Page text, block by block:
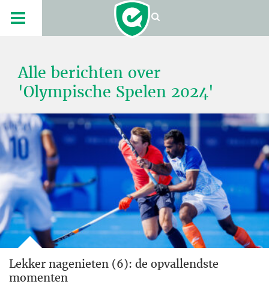
Alle berichten over
'Olympische Spelen 2024'
Lekker nagenieten (6): de opvallendste
momenten